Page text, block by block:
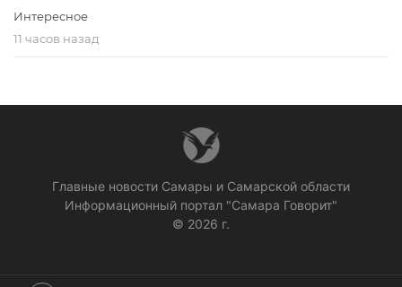
Интересное
11 часов назад
Главные новости Самары и Самарской области
Информационный портал "Самара Говорит"
© 2026 г.